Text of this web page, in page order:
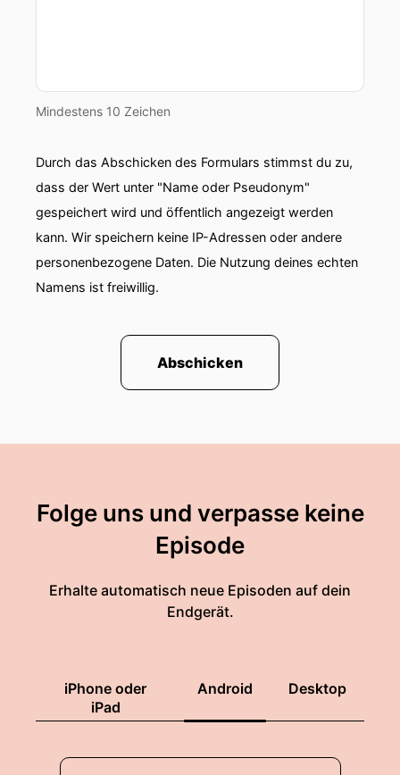
Mindestens 10 Zeichen
Durch das Abschicken des Formulars stimmst du zu,
dass der Wert unter "Name oder Pseudonym"
gespeichert wird und öffentlich angezeigt werden
kann. Wir speichern keine IP-Adressen oder andere
personenbezogene Daten. Die Nutzung deines echten
Namens ist freiwillig.
Abschicken
Folge uns und verpasse keine
Episode
Erhalte automatisch neue Episoden auf dein
Endgerät.
iPhone oder
iPad
Android Desktop